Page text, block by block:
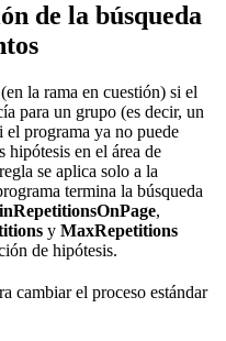
de la búsqueda
la rama en cuestión) si el
para un grupo (es decir, un
el programa ya no puede
hipótesis en el área de
se aplica solo a la
termina la búsqueda
,
y MaxRepetitions
de hipótesis.
cambiar el proceso estándar